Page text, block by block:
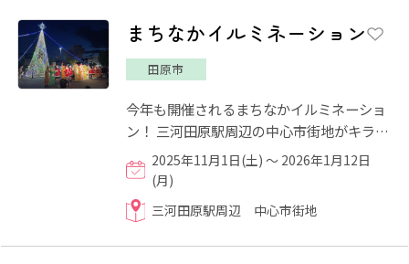
まちなかイルミネーション
田原市
今年も開催されるまちなかイルミネーショ
ン！ 三河田原駅周辺の中心市街地がキラキ
ラ輝く光で鮮やかに彩られます。まちなか
の複合商業施設セント...
2025年11月1日(土) ～ 2026年1月12日
(月)
三河田原駅周辺 中心市街地